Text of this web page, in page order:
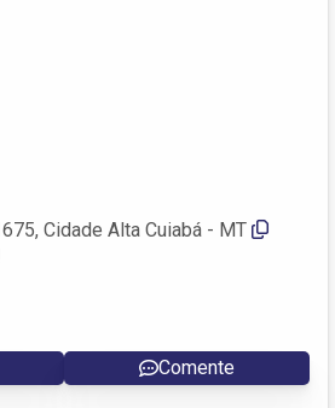
Cidade Alta Cuiabá - MT
Comente